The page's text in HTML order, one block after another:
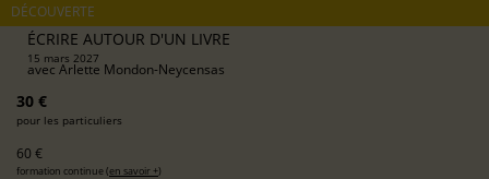
DÉCOUVERTE
ÉCRIRE AUTOUR D'UN LIVRE
15 mars 2027
avec Arlette Mondon-Neycensas
30 €
pour les particuliers
60 €
formation continue (en savoir +)